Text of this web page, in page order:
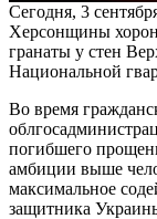
Сегодня, 3
Херсонщины
гранаты у стен
Национальной
Во время
погибшего
амбиции выше
максимальное
защитника